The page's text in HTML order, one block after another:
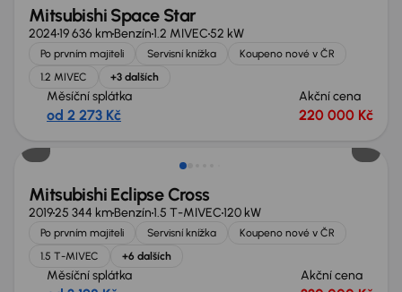
Mitsubishi Space Star
202419 636 kmBenzín1.2 MIVEC52 kW
Po prvním majiteli Servisní knížka
Koupeno nové v ČR
1.2 MIVEC
+3 dalších
Měsíční splátka
od 2 273 Kč
Akční cena
220 000 Kč
Mitsubishi Eclipse Cross
201925 344 kmBenzín1.5 T-MIVEC120 kW
Po prvním majiteli Servisní knížka
Koupeno nové v ČR
1.5 T-MIVEC
+6 dalších
Měsíční splátka Akční cena